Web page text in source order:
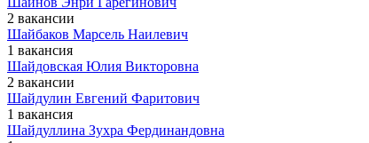
2 вакансии
Шайбаков Марсель Наилевич
1 вакансия
Шайдовская Юлия Викторовна
2 вакансии
Шайдулин Евгений Фаритович
1 вакансия
Шайдуллина Зухра Фердинандовна